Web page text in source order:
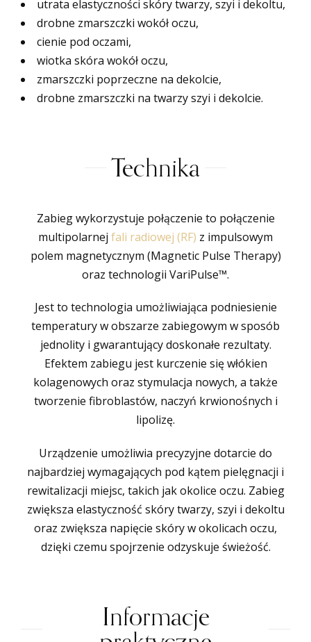
utrata elastyczności skóry twarzy, szyi i dekoltu,
drobne zmarszczki wokół oczu,
cienie pod oczami,
wiotka skóra wokół oczu,
zmarszczki poprzeczne na dekolcie,
drobne zmarszczki na twarzy szyi i dekolcie.
Technika
Zabieg wykorzystuje połączenie to połączenie
multipolarnej fali radiowej (RF) z impulsowym
polem magnetycznym (Magnetic Pulse Therapy)
oraz technologii VariPulse™.
Jest to technologia umożliwiająca podniesienie
temperatury w obszarze zabiegowym w sposób
jednolity i gwarantujący doskonałe rezultaty.
Efektem zabiegu jest kurczenie się włókien
kolagenowych oraz stymulacja nowych, a także
tworzenie fibroblastów, naczyń krwionośnych i
lipolizę.
Urządzenie umożliwia precyzyjne dotarcie do
najbardziej wymagających pod kątem pielęgnacji i
rewitalizacji miejsc, takich jak okolice oczu. Zabieg
zwiększa elastyczność skóry twarzy, szyi i dekoltu
oraz zwiększa napięcie skóry w okolicach oczu,
dzięki czemu spojrzenie odzyskuje świeżość.
Informacje